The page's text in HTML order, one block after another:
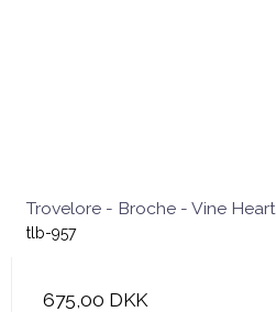
Trovelore - Broche - Vine Heart
tlb-957
675,00 DKK